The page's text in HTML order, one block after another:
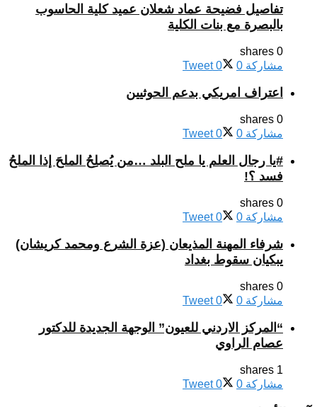
تفاصيل فضيحة عماد شعلان عميد كلية الحاسوب
بالبصرة مع بنات الكلية
0 shares
مشاركة 0
Tweet 0
اعتراف امريكي بدعم الحوثيين
0 shares
مشاركة 0
Tweet 0
#يا رجال العلم يا ملح البلد …من يُصلِحُ الملحَ إذا الملحُ
فسد ؟!
0 shares
مشاركة 0
Tweet 0
شرفاء المهنة المذيعان (عزة الشرع ومحمد كريشان)
يبكيان سقوط بغداد
0 shares
مشاركة 0
Tweet 0
“المركز الاردني للعيون” الوجهة الجديدة للدكتور
عصام الراوي
1 shares
مشاركة 0
Tweet 0